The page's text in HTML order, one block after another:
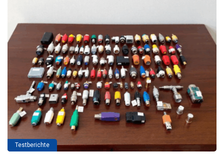
Testberichte